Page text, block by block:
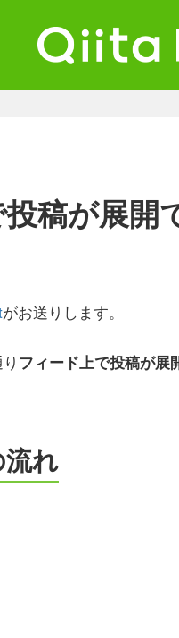
稿が展開
がお送りします。
フィード上で投稿が展
れ